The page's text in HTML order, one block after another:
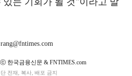
한국금융신문 & FNTIMES.com
전재, 복사, 배포 금지